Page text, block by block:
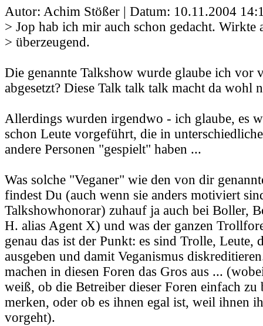
Autor: Achim Stößer | Datum: 10.11.2004
> Jop hab ich mir auch schon gedacht. Wirkte
> überzeugend.
Die genannte Talkshow wurde glaube ich vor
abgesetzt? Diese Talk talk talk macht da wohl
Allerdings wurden irgendwo - ich glaube, es
schon Leute vorgeführt, die in
andere Personen "gespielt" haben ...
Was solche "Veganer" wie den von dir
findest Du (auch wenn sie anders motiviert
Talkshowhonorar) zuhauf ja auch bei Boller,
H. alias Agent X) und was der ganzen
genau das ist der Punkt: es sind Trolle, Leute,
ausgeben und damit Veganismus
machen in diesen Foren das Gros aus ...
weiß, ob die Betreiber dieser Foren einfach zu
merken, oder ob es ihnen egal ist, weil ihnen
vorgeht).